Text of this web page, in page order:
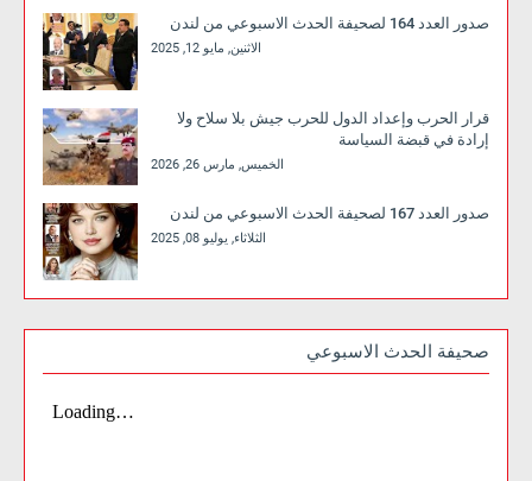
صدور العدد 164 لصحيفة الحدث الاسبوعي من لندن
الاثنين, مايو 12, 2025
قرار الحرب وإعداد الدول للحرب جيش بلا سلاح ولا
إرادة في قبضة السياسة
الخميس, مارس 26, 2026
صدور العدد 167 لصحيفة الحدث الاسبوعي من لندن
الثلاثاء, يوليو 08, 2025
صحيفة الحدث الاسبوعي